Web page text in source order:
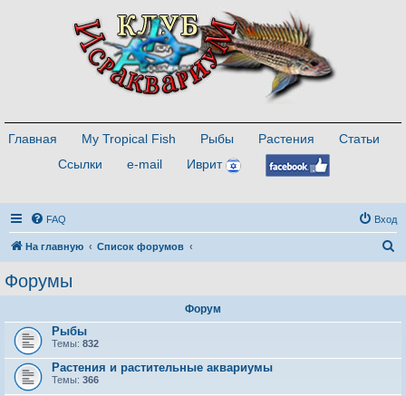
Главная My Tropical Fish Рыбы Растения
Статьи
Ссылки
e-mail Иврит
FAQ Вход
На главную Список форумов
Форумы
Форум
Рыбы
Темы: 832
Растения и растительные аквариумы
Темы: 366